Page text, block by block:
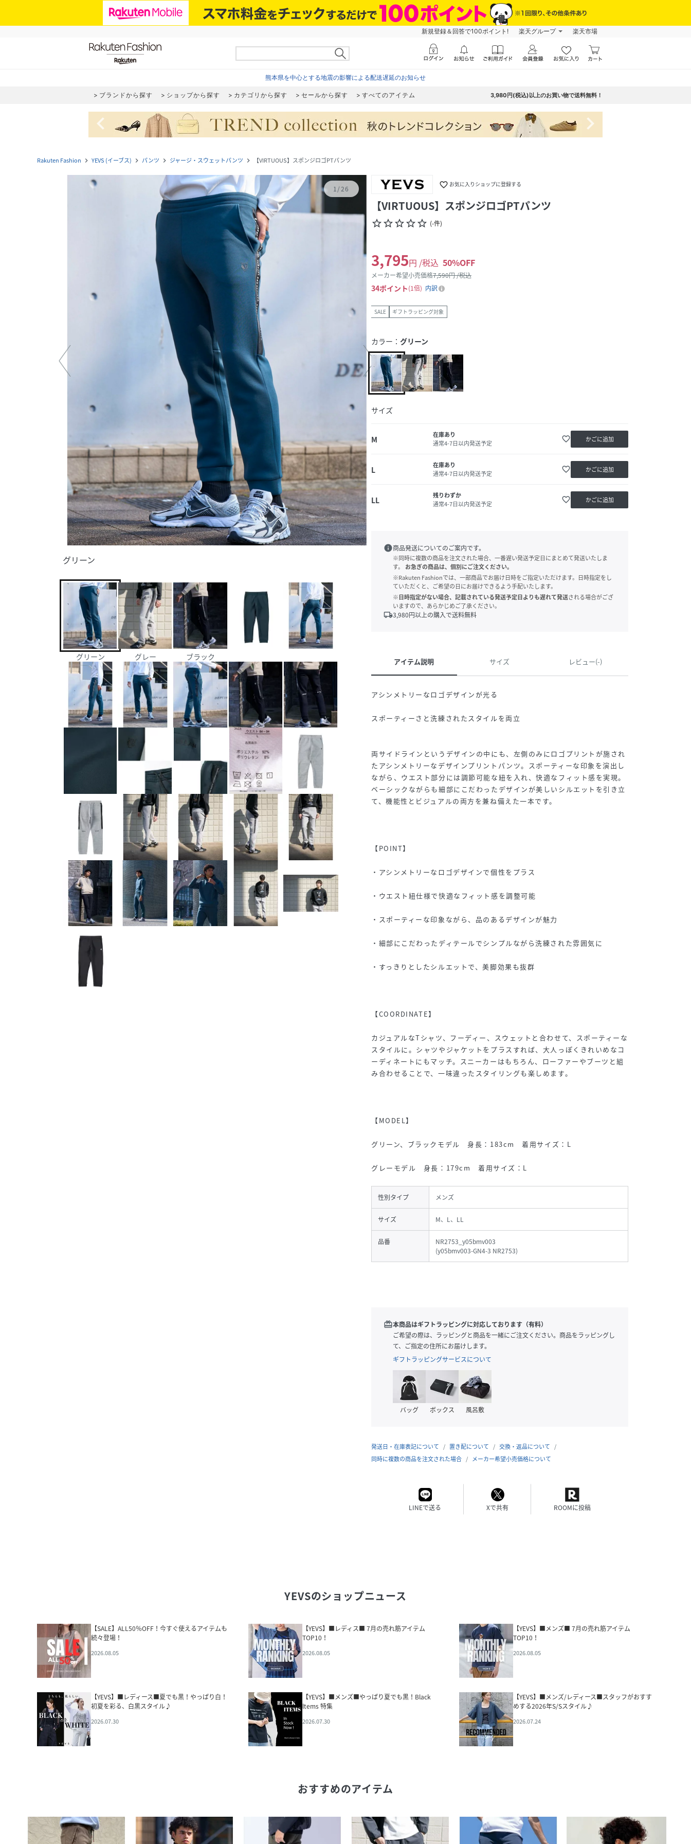
新規登録＆回答で100ポイント! 楽天グループ 楽天市場
熊本県を中心とする地震の影響による配送遅延のお知らせ
ブランドから探す ショップから探す カテゴリから探す セールから探す すべてのアイテム 3,980円(税込)以上のお買い物で送料無料！
navigate_before navigate_next
Rakuten Fashion navigate_next YEVS (イーブス) navigate_next パンツ navigate_next ジャージ・スウェットパンツ navigate_next 【VIRTUOUS】スポンジロゴPTパンツ
1/26
グリーン
グリーン グレー ブラック
favorite_border お気に入りショップに登録する
【VIRTUOUS】スポンジロゴPTパンツ
star_borderstar_borderstar_borderstar_borderstar_border (-件)
3,795円 /税込 50%OFF
メーカー希望小売価格7,590円 /税込
34ポイント 1倍 内訳
SALE ギフトラッピング対象
カラー： グリーン
サイズ
M
在庫あり
通常4-7日以内発送予定
favorite_border かごに追加
L
在庫あり
通常4-7日以内発送予定
favorite_border かごに追加
LL
残りわずか
通常4-7日以内発送予定
favorite_border かごに追加
info商品発送についてのご案内です。
※同時に複数の商品を注文された場合、一番遅い発送予定日にまとめて発送いたしま
す。
お急ぎの商品は、個別にご注文ください。
※Rakuten Fashionでは、一部商品でお届け日時をご指定いただけます。日時指定をし
ていただくと、ご希望の日にお届けできるよう手配いたします。
※日時指定がない場合、記載されている発送予定日よりも遅れて発送される場合がござ
いますので、あらかじめご了承ください。
local_shipping3,980円以上の購入で送料無料
アイテム説明 サイズ レビュー(-)
アシンメトリーなロゴデザインが光る
スポーティーさと洗練されたスタイルを両立
両サイドラインというデザインの中にも、左側のみにロゴプリントが施され
たアシンメトリーなデザインプリントパンツ。スポーティーな印象を演出し
ながら、ウエスト部分には調節可能な紐を入れ、快適なフィット感を実現。
ベーシックながらも細部にこだわったデザインが美しいシルエットを引き立
て、機能性とビジュアルの両方を兼ね備えた一本です。
【POINT】
・アシンメトリーなロゴデザインで個性をプラス
・ウエスト紐仕様で快適なフィット感を調整可能
・スポーティーな印象ながら、品のあるデザインが魅力
・細部にこだわったディテールでシンプルながら洗練された雰囲気に
・すっきりとしたシルエットで、美脚効果も抜群
【COORDINATE】
カジュアルなTシャツ、フーディー、スウェットと合わせて、スポーティーな
スタイルに。シャツやジャケットをプラスすれば、大人っぽくきれいめなコ
ーディネートにもマッチ。スニーカーはもちろん、ローファーやブーツと組
み合わせることで、一味違ったスタイリングも楽しめます。
【MODEL】
グリーン、ブラックモデル 身長：183cm 着用サイズ：L
グレーモデル 身長：179cm 着用サイズ：L
性別タイプ メンズ
サイズ M、L、LL
品番
NR2753_y05bmv003
(y05bmv003-GN4-3 NR2753)
redeem本商品はギフトラッピングに対応しております（有料）
ご希望の際は、ラッピングと商品を一緒にご注文ください。商品をラッピングし
て、ご指定の住所にお届けします。
ギフトラッピングサービスについて
バッグ ボックス 風呂敷
発送日・在庫表記について 置き配について
交換・返品について
同時に複数の商品を注文された場合
メーカー希望小売価格について
LINEで送る Xで共有 ROOMに投稿
YEVSのショップニュース
【SALE】ALL50％OFF！今すぐ使えるアイテムも
続々登場！
2026.08.05
【YEVS】■レディス■ 7月の売れ筋アイテム
TOP10！
2026.08.05
【YEVS】■メンズ■ 7月の売れ筋アイテム
TOP10！
2026.08.05
【YEVS】■レディース■夏でも黒！やっぱり白！
初夏を彩る、白黒スタイル♪
2026.07.30
【YEVS】■メンズ■やっぱり夏でも黒！Black
ltems 特集
2026.07.30
【YEVS】■メンズ/レディース■スタッフがおすす
めする2026年S/Sスタイル♪
2026.07.24
おすすめのアイテム